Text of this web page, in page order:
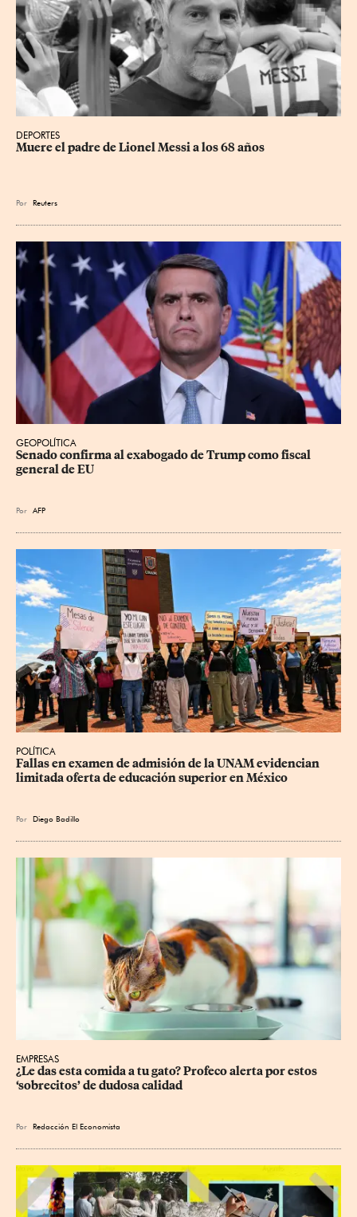
DEPORTES
Muere el padre de Lionel Messi a los 68 años
Por Reuters
GEOPOLÍTICA
Senado confirma al exabogado de Trump como fiscal
general de EU
Por AFP
POLÍTICA
Fallas en examen de admisión de la UNAM evidencian
limitada oferta de educación superior en México
Por Diego Badillo
EMPRESAS
¿Le das esta comida a tu gato? Profeco alerta por estos
‘sobrecitos’ de dudosa calidad
Por Redacción El Economista